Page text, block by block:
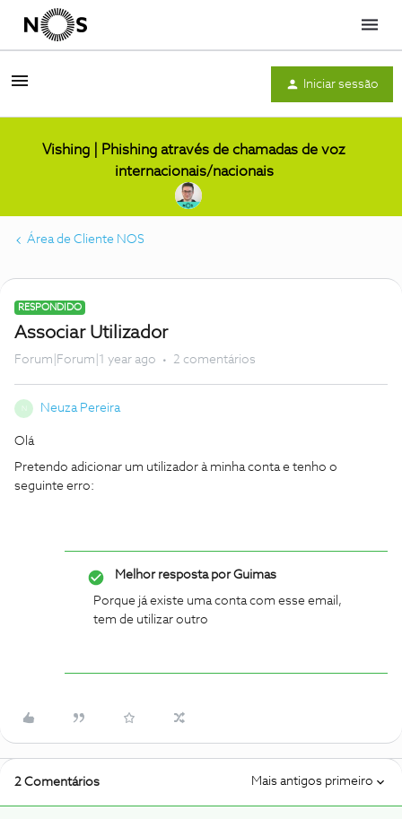
Menu
Iniciar sessão
Vishing | Phishing através de chamadas de voz
internacionais/nacionais
Área de Cliente NOS
RESPONDIDO
Associar Utilizador
Forum|Forum|1 year ago 2 comentários
Neuza Pereira
Olá
Pretendo adicionar um utilizador à minha conta e tenho o
seguinte erro:
Melhor resposta porGuimas
Porque já existe uma conta com esse email,
tem de utilizar outro
2 Comentários Mais antigos primeiro